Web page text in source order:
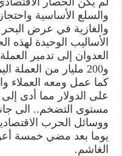
والسلع الأساسية
والغازية في عرض
الأساليب الوحيدة لهذه
العدوان إلى تدمير
و200 مليار من
كما عمل ومعه العملاء
على الدولار مما أدى
مستوى التضخم.. الى
ووسائل الحرب
يوما بعد مضي خمسة
الغاشم.